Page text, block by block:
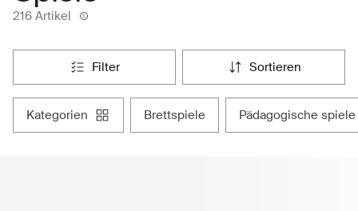
216 Artikel
filter sortieren
kategorien brettspiele pädagogische spiele